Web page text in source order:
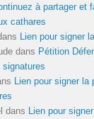
à partager et
cathares
Lien pour signer
dans Pétition
signatures
Lien pour signer
dans
Lien pour